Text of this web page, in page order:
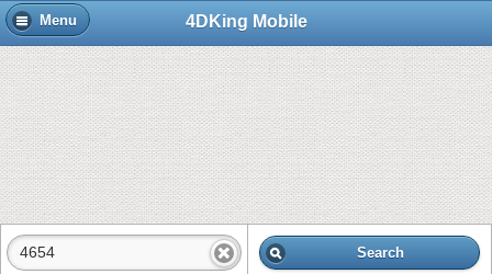
Menu 4DKing Mobile
Search